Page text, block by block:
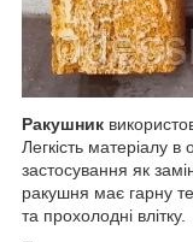
Ракушник
Легкість матеріалу
застосування як
ракушня має гарну
та прохолодні влітку.